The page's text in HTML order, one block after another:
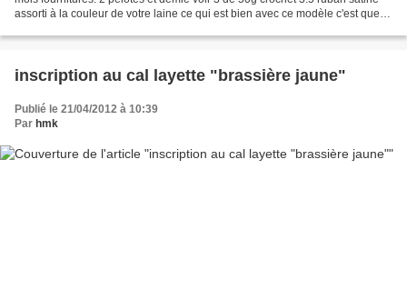
assorti à la couleur de votre laine ce qui est bien avec ce modèle c'est que
inscription au cal layette "brassière jaune"
Publié le 21/04/2012 à 10:39
Par hmk